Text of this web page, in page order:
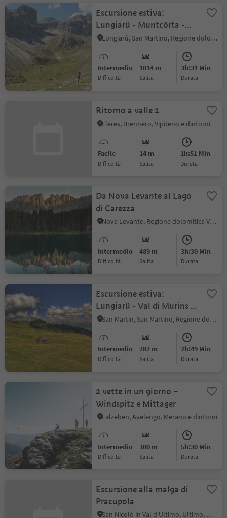
Escursione estiva:
Lungiarü - Muntcörta -
Antersasc
Longiarù, San Martino, Regione dolomitica Plan de Corones
Intermedio
Difficoltà
1014 m
Salita
3h:31 Min
durata
Ritorno a valle 1
Fleres, Brennero, Vipiteno e dintorni
Facile
Difficoltà
14 m
Salita
1h:51 Min
durata
Da Nova Levante al Lago
di Carezza
Nova Levante, Regione dolomitica Val d'Ega
Intermedio
Difficoltà
489 m
Salita
3h:30 Min
durata
Escursione estiva:
Lungiarü - Val di Murins -
Vaciara
San Martin, San Martino, Regione dolomitica Plan de Corones
Intermedio
Difficoltà
782 m
Salita
2h:49 Min
durata
2 vette in un giorno –
Windspitz e Mittager
Falzeben, Avelengo, Merano e dintorni
Intermedio
Difficoltà
300 m
Salita
5h:30 Min
durata
Escursione alla malga di
Pracupola
San Nicolò in Val d'Ultimo, Ultimo, Merano e dintorni